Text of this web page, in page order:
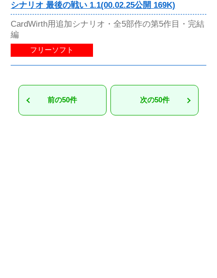
シナリオ 最後の戦い 1.1(00.02.25公開 169K)
CardWirth用追加シナリオ・全5部作の第5作目・完結
編
フリーソフト
前の50件 次の50件